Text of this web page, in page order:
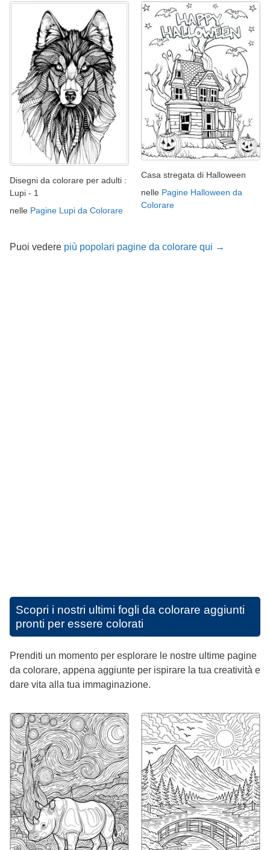
Disegni da colorare per adulti :
Lupi - 1
nelle Pagine Lupi da Colorare
Casa stregata di Halloween
nelle Pagine Halloween da
Colorare
Puoi vedere più popolari pagine da colorare qui →
Scopri i nostri ultimi fogli da colorare aggiunti
pronti per essere colorati
Prenditi un momento per esplorare le nostre ultime pagine
da colorare, appena aggiunte per ispirare la tua creatività e
dare vita alla tua immaginazione.